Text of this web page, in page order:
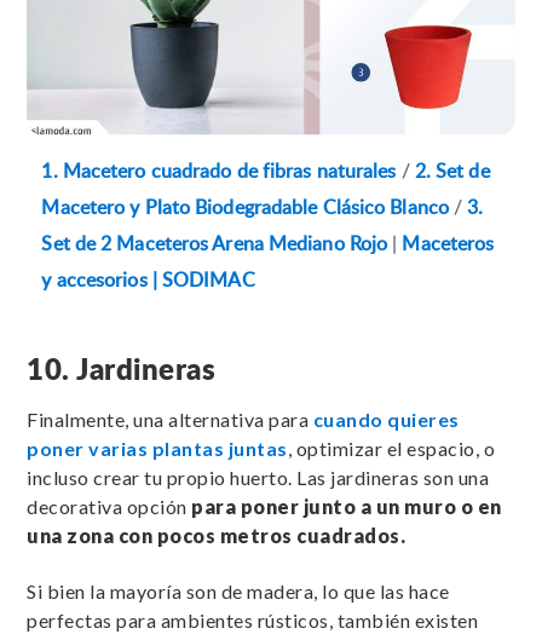
1. Macetero cuadrado de fibras naturales / 2. Set de
Macetero y Plato Biodegradable Clásico Blanco/3.
Set de 2 Maceteros Arena Mediano Rojo|
Maceteros
y accesorios | SODIMAC
10. Jardineras
Finalmente, una alternativa para cuando quieres
poner varias plantas juntas, optimizar el espacio, o
incluso crear tu propio huerto. Las jardineras son una
decorativa opción para poner junto a un muro o en
una zona con pocos metros cuadrados.
Si bien la mayoría son de madera, lo que las hace
perfectas para ambientes rústicos, también existen